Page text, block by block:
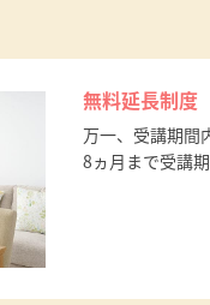
無料延長制度
万一、受講期間
8ヵ月まで受講